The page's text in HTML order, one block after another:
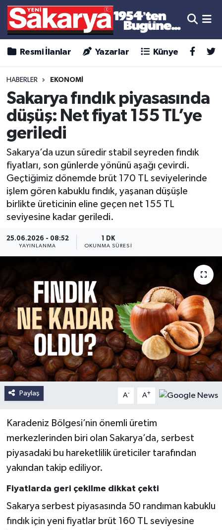
Resmi İlanlar Yazarlar Künye
HABERLER EKONOMİ
Sakarya fındık piyasasında
düşüş: Net fiyat 155 TL’ye
geriledi
Sakarya’da uzun süredir stabil seyreden fındık
fiyatları, son günlerde yönünü aşağı çevirdi.
Geçtiğimiz dönemde brüt 170 TL seviyelerinde
işlem gören kabuklu fındık, yaşanan düşüşle
birlikte üreticinin eline geçen net 155 TL
seviyesine kadar geriledi.
25.06.2026 - 08:52
YAYINLANMA
1 DK
OKUNMA SÜRESI
Paylaş A- A+
Karadeniz Bölgesi’nin önemli üretim
merkezlerinden biri olan Sakarya’da, serbest
piyasadaki bu hareketlilik üreticiler tarafından
yakından takip ediliyor.
Fiyatlarda geri çekilme dikkat çekti
Sakarya serbest piyasasında 50 randıman kabuklu
fındık için yeni fiyatlar brüt 160 TL seviyesine